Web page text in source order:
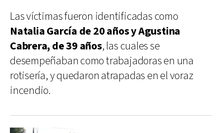
Las víctimas fueron identificadas como
Natalia García de 20 años y Agustina
Cabrera, de 39 años, las cuales se
desempeñaban como trabajadoras en una
rotisería, y quedaron atrapadas en el voraz
incendio.